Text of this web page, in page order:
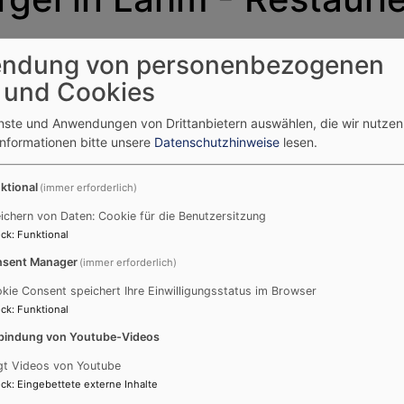
Heinrich Bedford-Strohm
Lahmer Herbst-Orgel von 1732, die zu den wertvollsten
ist Prof. Dr. Heinrich Bedford-Strohm, von 2011-
sowohl der Bundestagsabgeordnete Dr. Jonas
eingesetzt.
eine Schallplatte aus dem Plattenschrank meiner
stand ganz am Beginn meiner Liebe zur Orgelmusik. Da
Instrumente Bayerns handelt, das von nationaler
ist ein wichtiger Lernort für die Nachwuchsarbeit der
ist eine grundlegende Renovierung dringend
von personenbezogenen
Cookies
und Anwendungen von Drittanbietern auswählen, die wir
bitte unsere Datenschutzhinweise lesen.
(immer erforderlich)
von Daten: Cookie für die Benutzersitzung
: Funktional
Manager (immer erforderlich)
Consent speichert Ihre Einwilligungsstatus im Browser
: Funktional
von Youtube-Videos
Videos von Youtube
: Eingebettete externe Inhalte